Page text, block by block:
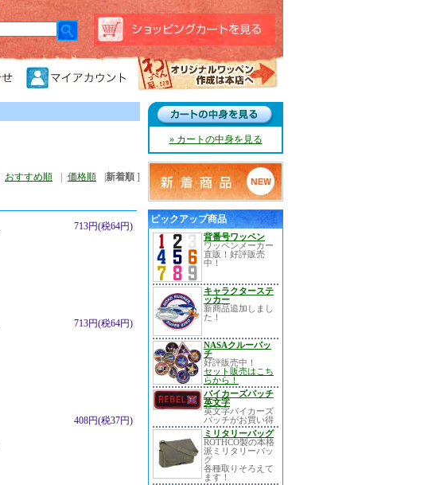
おすすめ順 価格順 新着順 ]
713円(税64円)
713円(税64円)
408円(税37円)
» カートの中身を見る
ピックアップ商品
背番号ワッペン
ワッペンメーカー
直販！好評販売
中！
キャラクターステ
ッカー
新商品追加しまし
た！
NASAクルーパッ
チ
好評販売中！
セット販売はこち
らから！
バイカーズパッチ
英文字
英文字バイカーズ
パッチがお買い得
ミリタリーバッグ
ROTHCO製の本格
派ミリタリーバッ
グ
各種取りそろえて
ます！